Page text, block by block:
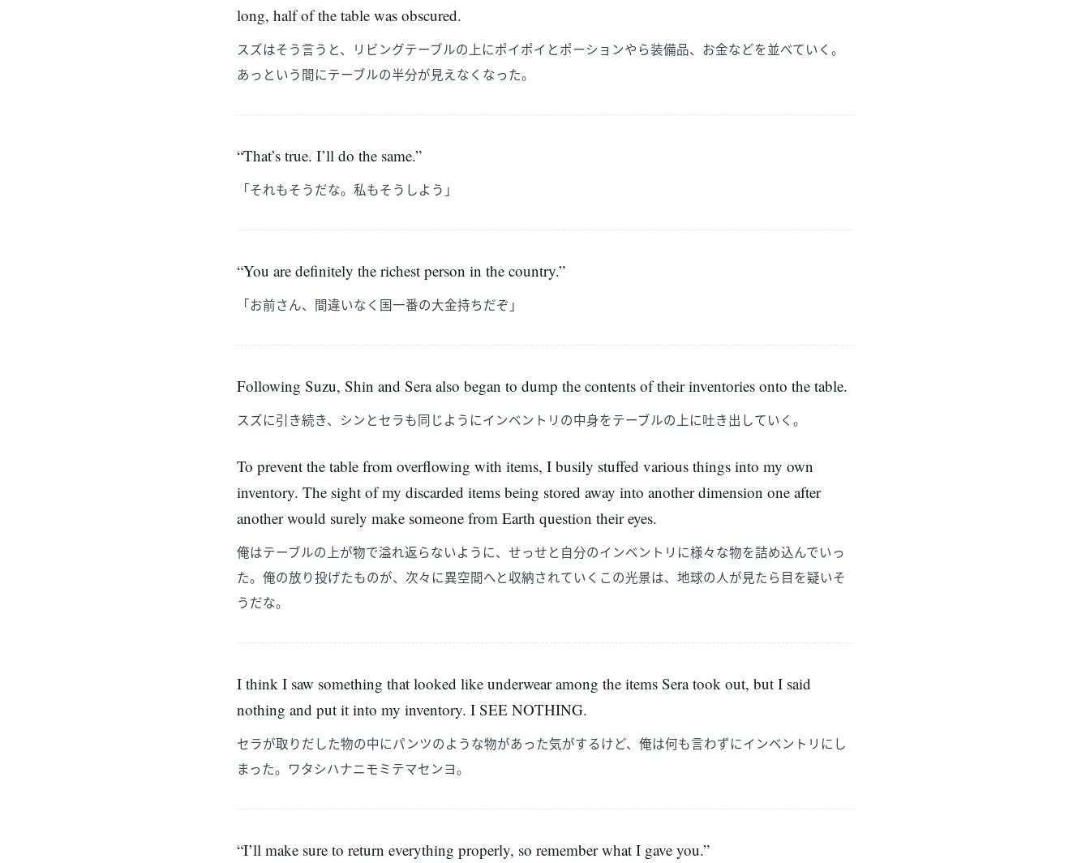
long, half of the table was obscured.
スズはそう言うと、リビングテーブルの上にポイポイとポーションやら装備品、お金などを並べていく。
あっという間にテーブルの半分が見えなくなった。
“That’s true. I’ll do the same.”
「それもそうだな。私もそうしよう」
“You are definitely the richest person in the country.”
「お前さん、間違いなく国一番の大金持ちだぞ」
Following Suzu, Shin and Sera also began to dump the contents of their inventories onto the table.
スズに引き続き、シンとセラも同じようにインベントリの中身をテーブルの上に吐き出していく。
To prevent the table from overflowing with items, I busily stuffed various things into my own
inventory. The sight of my discarded items being stored away into another dimension one after
another would surely make someone from Earth question their eyes.
俺はテーブルの上が物で溢れ返らないように、せっせと自分のインベントリに様々な物を詰め込んでいっ
た。俺の放り投げたものが、次々に異空間へと収納されていくこの光景は、地球の人が見たら目を疑いそ
うだな。
I think I saw something that looked like underwear among the items Sera took out, but I said
nothing and put it into my inventory. I SEE NOTHING.
セラが取りだした物の中にパンツのような物があった気がするけど、俺は何も言わずにインベントリにし
まった。ワタシハナニモミテマセンヨ。
“I’ll make sure to return everything properly, so remember what I gave you.”